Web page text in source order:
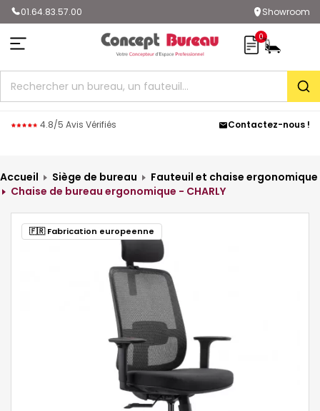
01.64.83.57.00 Showroom
0
4.8/5 Avis Vérifiés Contactez-nous !
Accueil Siège de bureau
Fauteuil et chaise ergonomique
Chaise de bureau ergonomique - CHARLY